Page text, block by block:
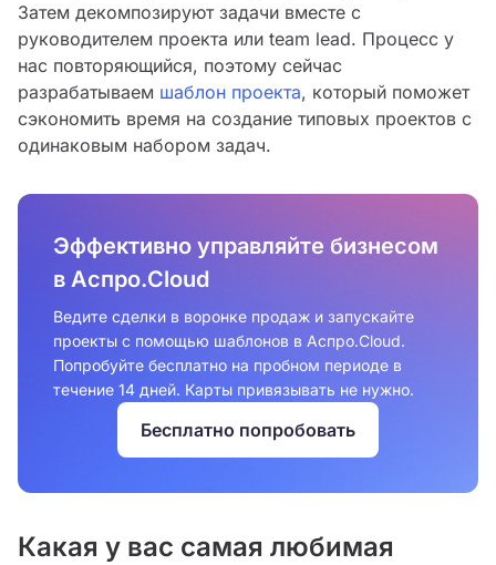
Затем декомпозируют задачи вместе с
руководителем проекта или team lead. Процесс у
нас повторяющийся, поэтому сейчас
разрабатываем шаблон проекта, который поможет
сэкономить время на создание типовых проектов с
одинаковым набором задач.
Эффективно управляйте бизнесом
в Аспро.Cloud
Ведите сделки в воронке продаж и запускайте
проекты с помощью шаблонов в Аспро.Cloud.
Попробуйте бесплатно на пробном периоде в
течение 14 дней. Карты привязывать не нужно.
Бесплатно попробовать
Какая у вас самая любимая